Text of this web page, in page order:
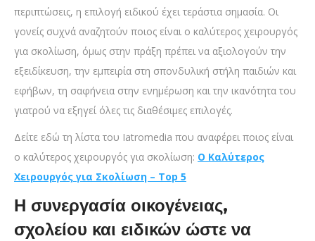
περιπτώσεις, η επιλογή ειδικού έχει τεράστια σημασία. Οι
γονείς συχνά αναζητούν ποιος είναι ο καλύτερος χειρουργός
για σκολίωση, όμως στην πράξη πρέπει να αξιολογούν την
εξειδίκευση, την εμπειρία στη σπονδυλική στήλη παιδιών και
εφήβων, τη σαφήνεια στην ενημέρωση και την ικανότητα του
γιατρού να εξηγεί όλες τις διαθέσιμες επιλογές.
Δείτε εδώ τη λίστα του Iatromedia που αναφέρει ποιος είναι
ο καλύτερος χειρουργός για σκολίωση: Ο Καλύτερος
Χειρουργός για Σκολίωση – Top 5
Η συνεργασία οικογένειας,
σχολείου και ειδικών ώστε να